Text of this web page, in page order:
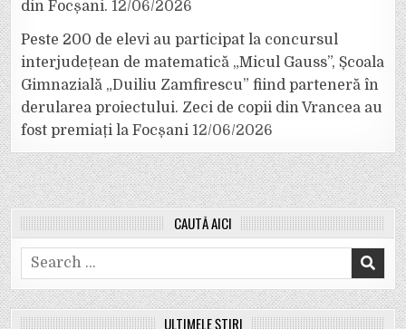
din Focșani. 12/06/2026
Peste 200 de elevi au participat la concursul
interjudețean de matematică „Micul Gauss”, Școala
Gimnazială „Duiliu Zamfirescu” fiind parteneră în
derularea proiectului. Zeci de copii din Vrancea au
fost premiați la Focșani 12/06/2026
CAUTĂ AICI
Search
for:
ULTIMELE ȘTIRI